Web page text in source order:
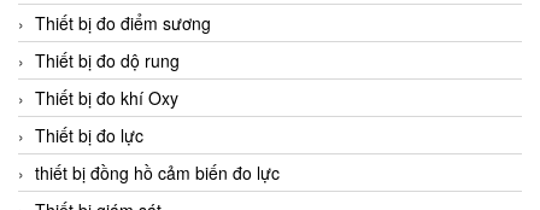
Thiết bị đo điểm sương
Thiết bị đo dộ rung
Thiết bị đo khí Oxy
Thiết bị đo lực
thiết bị đồng hồ cảm biến đo lực